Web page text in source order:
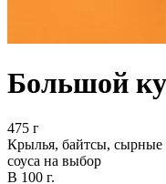
Большой
475 г
Крылья, байтсы, сырные
соуса на выбор
В 100 г.